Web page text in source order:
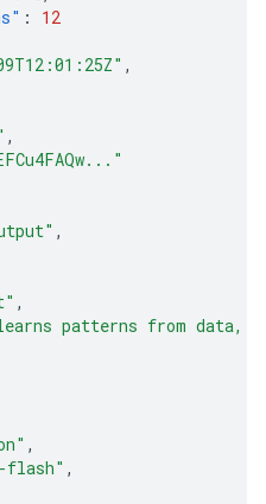
:
12
,
,
,
,
patterns from data,
,
flash" ,